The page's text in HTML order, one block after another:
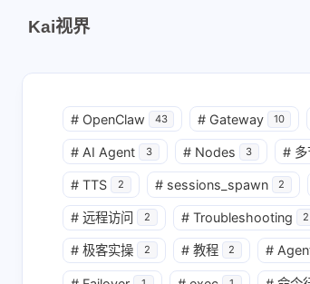
Kai视界
# OpenClaw 43 # Gateway 10
# AI Agent 3 # Nodes 3 #
# TTS 2 # sessions_spawn 2
# 远程访问 2 # Troubleshooting 2
# 极客实操 2 # 教程 2 #